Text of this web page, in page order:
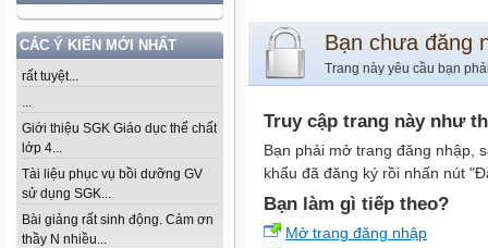
CÁC Ý KIẾN MỚI NHẤT
rất tuyệt...
...
Giới thiệu SGK Giáo dục thể chất
lớp 4...
Tài liệu phục vụ bồi dưỡng GV
sử dụng SGK...
Bài giảng rất sinh động. Cảm ơn
thầy N nhiều...
Bạn chưa đăng
Trang này yêu cầu bạn
Truy cập trang này như
Bạn phải mở trang đăng nhập,
khẩu đã đăng ký rồi nhấn nút
Bạn làm gì tiếp theo?
Mở trang đăng nhập